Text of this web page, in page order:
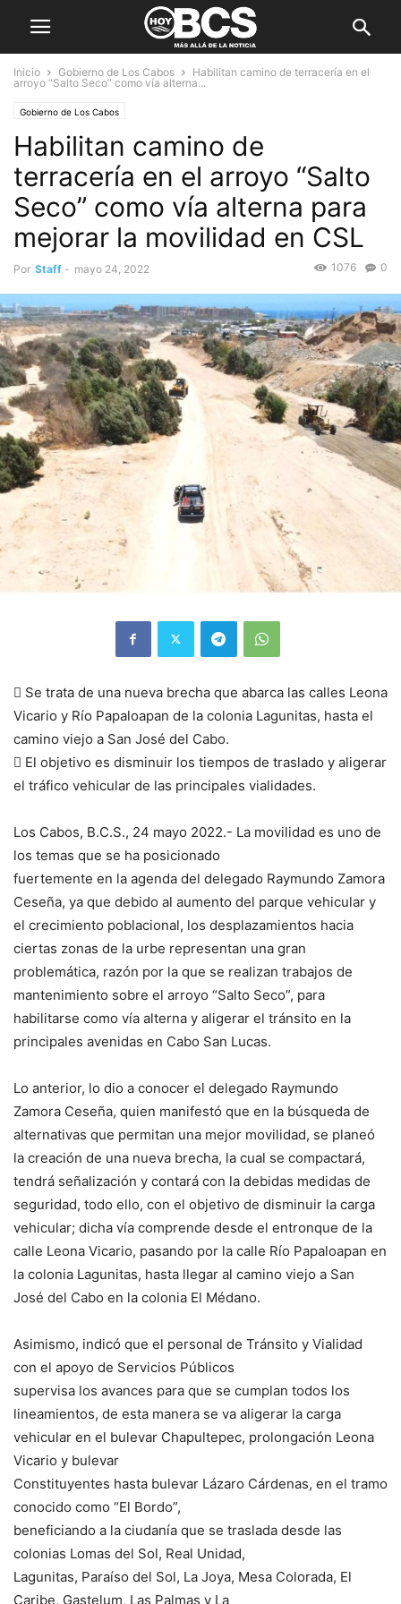
Inicio Gobierno de Los Cabos
Habilitan camino de terracería en el
arroyo “Salto Seco” como vía alterna...
Gobierno de Los Cabos
Habilitan camino de
terracería en el arroyo “Salto
Seco” como vía alterna para
mejorar la movilidad en CSL
Por Staff - mayo 24, 2022 0
1076
 Se trata de una nueva brecha que abarca las calles Leona
Vicario y Río Papaloapan de la colonia Lagunitas, hasta el
camino viejo a San José del Cabo.
 El objetivo es disminuir los tiempos de traslado y aligerar
el tráfico vehicular de las principales vialidades.
Los Cabos, B.C.S., 24 mayo 2022.- La movilidad es uno de
los temas que se ha posicionado
fuertemente en la agenda del delegado Raymundo Zamora
Ceseña, ya que debido al aumento del parque vehicular y
el crecimiento poblacional, los desplazamientos hacia
ciertas zonas de la urbe representan una gran
problemática, razón por la que se realizan trabajos de
mantenimiento sobre el arroyo “Salto Seco”, para
habilitarse como vía alterna y aligerar el tránsito en la
principales avenidas en Cabo San Lucas.
Lo anterior, lo dio a conocer el delegado Raymundo
Zamora Ceseña, quien manifestó que en la búsqueda de
alternativas que permitan una mejor movilidad, se planeó
la creación de una nueva brecha, la cual se compactará,
tendrá señalización y contará con la debidas medidas de
seguridad, todo ello, con el objetivo de disminuir la carga
vehicular; dicha vía comprende desde el entronque de la
calle Leona Vicario, pasando por la calle Río Papaloapan en
la colonia Lagunitas, hasta llegar al camino viejo a San
José del Cabo en la colonia El Médano.
Asimismo, indicó que el personal de Tránsito y Vialidad
con el apoyo de Servicios Públicos
supervisa los avances para que se cumplan todos los
lineamientos, de esta manera se va aligerar la carga
vehicular en el bulevar Chapultepec, prolongación Leona
Vicario y bulevar
Constituyentes hasta bulevar Lázaro Cárdenas, en el tramo
conocido como “El Bordo”,
beneficiando a la ciudanía que se traslada desde las
colonias Lomas del Sol, Real Unidad,
Lagunitas, Paraíso del Sol, La Joya, Mesa Colorada, El
Caribe, Gastelum, Las Palmas y La